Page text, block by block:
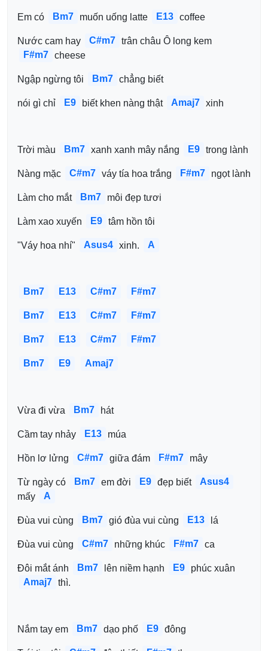
Em có Bm7 muốn uống latte E13 coffee
Nước cam hay C#m7 trân châu Ô long kem
F#m7 cheese
Ngập ngừng tôi Bm7 chẳng biết
nói gì chỉ E9 biết khen nàng thật Amaj7 xinh
Trời màu Bm7 xanh xanh mây nắng E9 trong lành
Nàng mặc C#m7 váy tía hoa trắng F#m7 ngọt lành
Làm cho mắt Bm7 môi đẹp tươi
Làm xao xuyến E9 tâm hồn tôi
"Váy hoa nhí" Asus4 xinh. A
Bm7 E13 C#m7 F#m7
Bm7 E13 C#m7 F#m7
Bm7 E13 C#m7 F#m7
Bm7 E9 Amaj7
Vừa đi vừa Bm7 hát
Cầm tay nhảy E13 múa
Hồn lơ lửng C#m7 giữa đám F#m7 mây
Từ ngày có Bm7 em đời E9 đẹp biết
Asus4
mấy
A
Đùa vui cùng Bm7 gió đùa vui cùng E13 lá
Đùa vui cùng C#m7 những khúc F#m7 ca
Đôi mắt ánh Bm7 lên niềm hạnh E9
phúc xuân
Amaj7 thì.
Nắm tay em Bm7 dạo phố E9 đông